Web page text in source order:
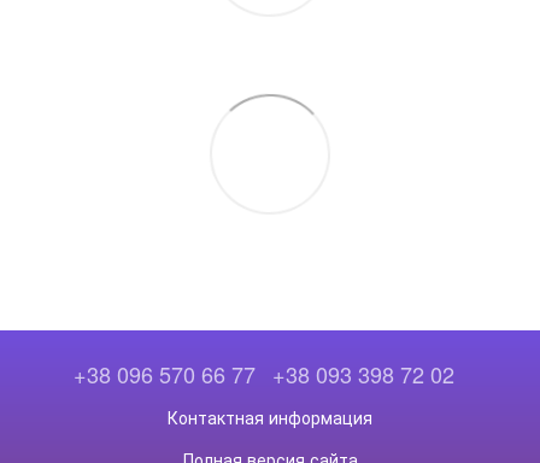
+38 096 570 66 77 +38 093 398 72 02
Контактная информация